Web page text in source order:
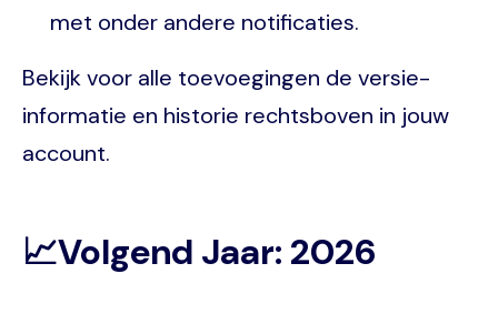
met onder andere notificaties.
Bekijk voor alle toevoegingen de versie-
informatie en historie rechtsboven in jouw
account.
📈Volgend Jaar: 2026